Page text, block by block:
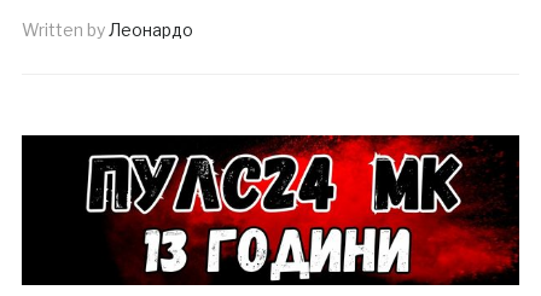
Written byЛеонардо